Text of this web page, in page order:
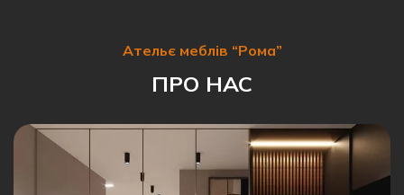
Ательє меблів “Рома”
ПРО НАС